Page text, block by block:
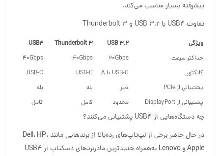
پیشرفته بسیار مناسب می‌کند.
تفاوت USB4 با USB 3.2 و Thunderbolt 3
ویژگی USB 3.2
Thunderbolt 3
USB4
حداکثر سرعت
20Gbps
40Gbps
40Gbps
کانکتور
USB-C یا A USB-C
USB-C
پشتیبانی از PCIe
خیر بله
بله
پشتیبانی از DisplayPort
محدود کامل کامل
چه دستگاه‌هایی از USB4 پشتیبانی می‌کنند؟
در حال حاضر برخی از لپ‌تاپ‌های رده‌بالا از برندهایی مانند Dell، HP،
Apple و Lenovo
به‌همراه جدیدترین مادربردهای دسکتاپ از USB4